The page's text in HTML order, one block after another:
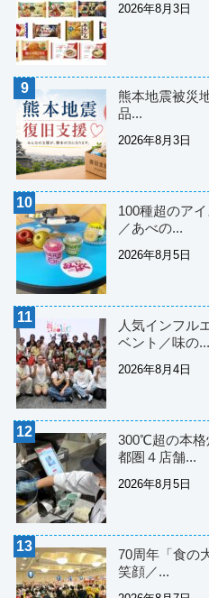
2026年8月3日
熊本地震被災
品...
2026年8月3日
100種超のア
／あべの...
2026年8月5日
人気インフル
ベント／味の...
2026年8月4日
300℃超の本格
都圏４店舗...
2026年8月5日
70周年「食の
笑顔／...